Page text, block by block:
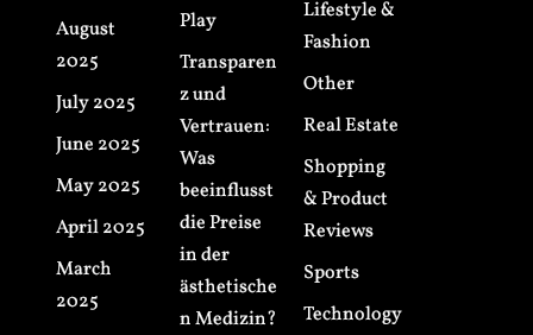
August
2025
July 2025
June 2025
May 2025
April 2025
March
2025
Play
Transparen
z und
Vertrauen:
Was
beeinflusst
die Preise
in der
ästhetische
n Medizin?
Lifestyle &
Fashion
Other
Real Estate
Shopping
& Product
Reviews
Sports
Technology